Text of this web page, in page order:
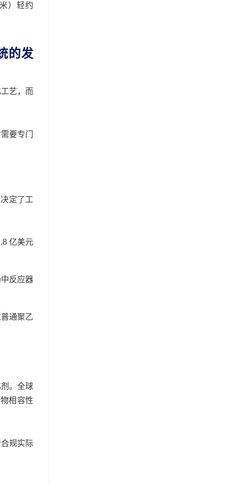
）轻约
的发
艺，而
要专门
定了工
亿美元
反应器
通聚乙
。全球
相容性
规实际